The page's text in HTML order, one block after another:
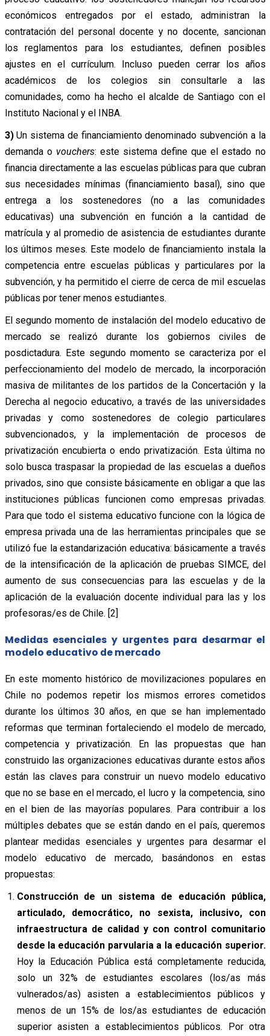
económicos entregados por el estado, administran la
contratación del personal docente y no docente, sancionan
los reglamentos para los estudiantes, definen posibles
ajustes en el currículum. Incluso pueden cerrar los años
académicos de los colegios sin consultarle a las
comunidades, como ha hecho el alcalde de Santiago con el
Instituto Nacional y el INBA.
3)Un sistema de financiamiento denominado subvención a la
demanda o vouchers: este sistema define que el estado no
financia directamente a las escuelas públicas para que cubran
sus necesidades mínimas (financiamiento basal), sino que
entrega a los sostenedores (no a las comunidades
educativas) una subvención en función a la cantidad de
matrícula y al promedio de asistencia de estudiantes durante
los últimos meses. Este modelo de financiamiento instala la
competencia entre escuelas públicas y particulares por la
subvención, y ha permitido el cierre de cerca de mil escuelas
públicas por tener menos estudiantes.
El segundo momento de instalación del modelo educativo de
mercado se realizó durante los gobiernos civiles de
posdictadura. Este segundo momento se caracteriza por el
perfeccionamiento del modelo de mercado, la incorporación
masiva de militantes de los partidos de la Concertación y la
Derecha al negocio educativo, a través de las universidades
privadas y como sostenedores de colegio particulares
subvencionados, y la implementación de procesos de
privatización encubierta o endo privatización. Esta última no
solo busca traspasar la propiedad de las escuelas a dueños
privados, sino que consiste básicamente en obligar a que las
instituciones públicas funcionen como empresas privadas.
Para que todo el sistema educativo funcione con la lógica de
empresa privada una de las herramientas principales que se
utilizó fue la estandarización educativa: básicamente a través
de la intensificación de la aplicación de pruebas SIMCE, del
aumento de sus consecuencias para las escuelas y de la
aplicación de la evaluación docente individual para las y los
profesoras/es de Chile. [2]
Medidas esenciales y urgentes para desarmar el
modelo educativo de mercado
En este momento histórico de movilizaciones populares en
Chile no podemos repetir los mismos errores cometidos
durante los últimos 30 años, en que se han implementado
reformas que terminan fortaleciendo el modelo de mercado,
competencia y privatización. En las propuestas que han
construido las organizaciones educativas durante estos años
están las claves para construir un nuevo modelo educativo
que no se base en el mercado, el lucro y la competencia, sino
en el bien de las mayorías populares. Para contribuir a los
múltiples debates que se están dando en el país, queremos
plantear medidas esenciales y urgentes para desarmar el
modelo educativo de mercado, basándonos en estas
propuestas:
Construcción de un sistema de educación pública,
articulado, democrático, no sexista, inclusivo, con
infraestructura de calidad y con control comunitario
desde la educación parvularia a la educación superior.
Hoy la Educación Pública está completamente reducida,
solo un 32% de estudiantes escolares (los/as más
vulnerados/as) asisten a establecimientos públicos y
menos de un 15% de los/as estudiantes de educación
superior asisten a establecimientos públicos. Por otra